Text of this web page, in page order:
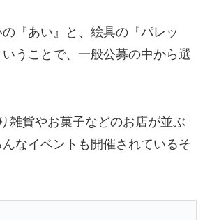
『あい』と、絵具の『パレッ
うことで、一般公募の中から選
雑貨やお菓子などのお店が並ぶ
なイベントも開催されているそ